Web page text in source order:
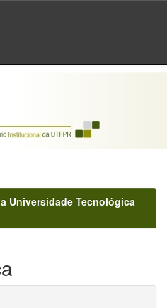
Universidade Tecnológica